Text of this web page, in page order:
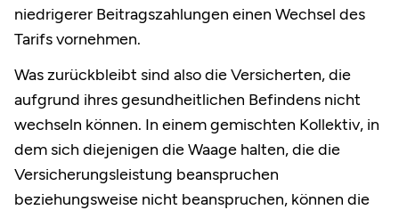
niedrigerer Beitragszahlungen einen Wechsel des
Tarifs vornehmen.
Was zurückbleibt sind also die Versicherten, die
aufgrund ihres gesundheitlichen Befindens nicht
wechseln können. In einem gemischten Kollektiv, in
dem sich diejenigen die Waage halten, die die
Versicherungsleistung beanspruchen
beziehungsweise nicht beanspruchen, können die